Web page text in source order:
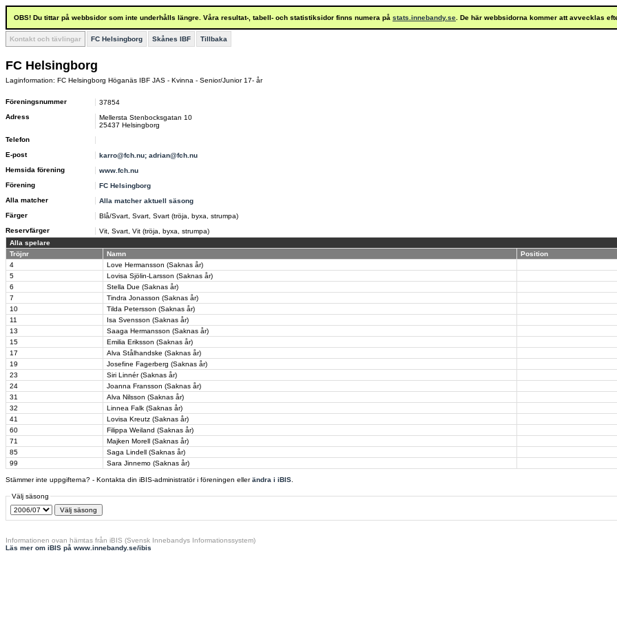
OBS! Du tittar på webbsidor som inte underhålls längre. Våra resultat-, tabell- och statistiksidor finns numera på stats.innebandy.se . De här webbsidorna kommer att avvecklas
Kontakt och tävlingar FC Helsingborg Skånes IBF Tillbaka
FC Helsingborg
Laginformation: FC Helsingborg Höganäs IBF JAS - Kvinna - Senior/Junior 17- år
Föreningsnummer
37854
Adress
Mellersta Stenbocksgatan 10
25437 Helsingborg
Telefon
E-post
karro@fch.nu; adrian@fch.nu
Hemsida förening
www.fch.nu
Förening
FC Helsingborg
Alla matcher
Alla matcher aktuell säsong
Färger
Blå/Svart, Svart, Svart (tröja, byxa, strumpa)
Reservfärger
Vit, Svart, Vit (tröja, byxa, strumpa)
Alla spelare
Tröjnr
Namn
Position
4
Love Hermansson (Saknas år)
5
Lovisa Sjölin-Larsson (Saknas år)
6
Stella Due (Saknas år)
7
Tindra Jonasson (Saknas år)
10
Tilda Petersson (Saknas år)
11
Isa Svensson (Saknas år)
13
Saaga Hermansson (Saknas år)
15
Emilia Eriksson (Saknas år)
17
Alva Stålhandske (Saknas år)
19
Josefine Fagerberg (Saknas år)
23
Siri Linnér (Saknas år)
24
Joanna Fransson (Saknas år)
31
Alva Nilsson (Saknas år)
32
Linnea Falk (Saknas år)
41
Lovisa Kreutz (Saknas år)
60
Filippa Weiland (Saknas år)
71
Majken Morell (Saknas år)
85
Saga Lindell (Saknas år)
99
Sara Jinnemo (Saknas år)
Stämmer inte uppgifterna? - Kontakta din iBIS-administratör i föreningen ellerändra i iBIS
Välj säsong
Informationen ovan hämtas från iBIS (Svensk Innebandys Informationssystem)
Läs mer om iBIS på www.innebandy.se/ibis